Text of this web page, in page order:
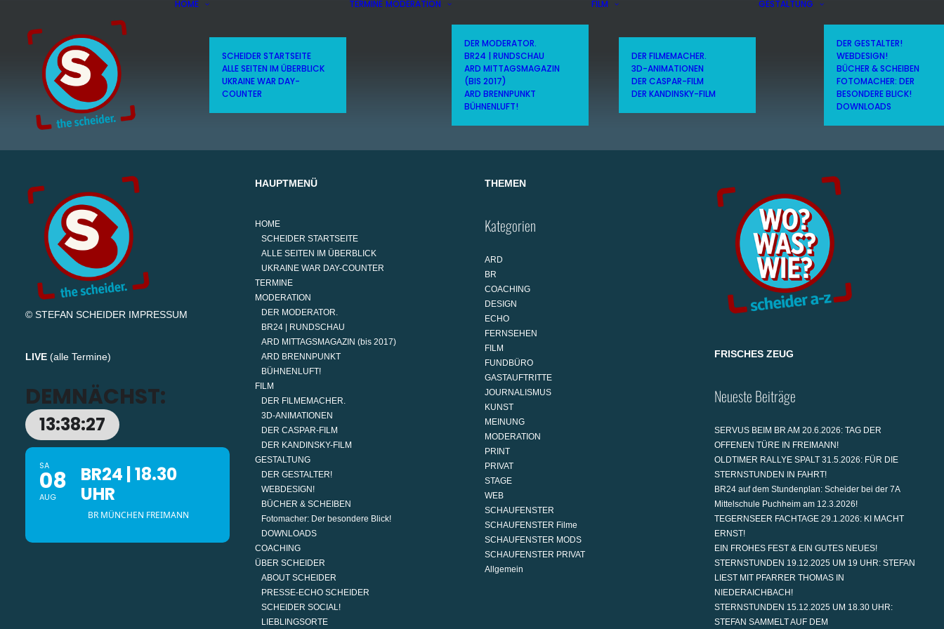
HOME
SCHEIDER STARTSEITE
ALLE SEITEN IM ÜBERBLICK
UKRAINE WAR DAY-
COUNTER
TERMINE MODERATION
DER MODERATOR.
BR24 | RUNDSCHAU
ARD MITTAGSMAGAZIN
(BIS 2017)
ARD BRENNPUNKT
BÜHNENLUFT!
FILM
DER FILMEMACHER.
3D-ANIMATIONEN
DER CASPAR-FILM
DER KANDINSKY-FILM
GESTALTUNG
DER GESTALTER!
WEBDESIGN!
BÜCHER & SCHEIBEN
FOTOMACHER: DER
BESONDERE BLICK!
DOWNLOADS
© STEFAN SCHEIDER IMPRESSUM
LIVE (alle Termine)
DEMNÄCHST:
13:38:27
SA
08
AUG
BR24 | 18.30
UHR
BR MÜNCHEN FREIMANN
HAUPTMENÜ
HOME
SCHEIDER STARTSEITE
ALLE SEITEN IM ÜBERBLICK
UKRAINE WAR DAY-COUNTER
TERMINE
MODERATION
DER MODERATOR.
BR24 | RUNDSCHAU
ARD MITTAGSMAGAZIN (bis 2017)
ARD BRENNPUNKT
BÜHNENLUFT!
FILM
DER FILMEMACHER.
3D-ANIMATIONEN
DER CASPAR-FILM
DER KANDINSKY-FILM
GESTALTUNG
DER GESTALTER!
WEBDESIGN!
BÜCHER & SCHEIBEN
Fotomacher: Der besondere Blick!
DOWNLOADS
COACHING
ÜBER SCHEIDER
ABOUT SCHEIDER
PRESSE-ECHO SCHEIDER
SCHEIDER SOCIAL!
LIEBLINGSORTE
THEMEN
Kategorien
ARD
BR
COACHING
DESIGN
ECHO
FERNSEHEN
FILM
FUNDBÜRO
GASTAUFTRITTE
JOURNALISMUS
KUNST
MEINUNG
MODERATION
PRINT
PRIVAT
STAGE
WEB
SCHAUFENSTER
SCHAUFENSTER Filme
SCHAUFENSTER MODS
SCHAUFENSTER PRIVAT
Allgemein
FRISCHES ZEUG
Neueste Beiträge
SERVUS BEIM BR AM 20.6.2026: TAG DER
OFFENEN TÜRE IN FREIMANN!
OLDTIMER RALLYE SPALT 31.5.2026: FÜR DIE
STERNSTUNDEN IN FAHRT!
BR24 auf dem Stundenplan: Scheider bei der 7A
Mittelschule Puchheim am 12.3.2026!
TEGERNSEER FACHTAGE 29.1.2026: KI MACHT
ERNST!
EIN FROHES FEST & EIN GUTES NEUES!
STERNSTUNDEN 19.12.2025 UM 19 UHR: STEFAN
LIEST MIT PFARRER THOMAS IN
NIEDERAICHBACH!
STERNSTUNDEN 15.12.2025 UM 18.30 UHR:
STEFAN SAMMELT AUF DEM